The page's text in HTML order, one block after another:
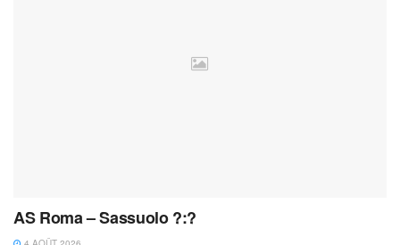
AS Roma – Sassuolo ?:?